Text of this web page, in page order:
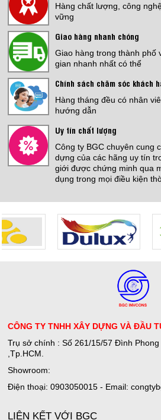
KOVA
Jotamastic 90
Giá:
Jotun
Jotafloor EP
THI CÔNG
Giá:Liên hệ
CHỐNG
THI CÔNG
PHẲNG
Bản Model:
Hàng chất lượng, công
vững
Giao hàng nhanh chóng
Giao hàng trong thành phố
gian nhanh nhất có thể
Chính sách chăm sóc khách
Hàng tháng đều có nhân
hướng dẫn
Uy tín chất lượng
Công ty BGC chuyên cung
dựng của các hãng uy tín
giới được chứng minh qua
dụng trong mọi điều kiện
CÔNG TY TNHH XÂY DỰNG VÀ ĐẦU
Trụ sở chính : Số 261/15/57 Đình Phong
,Tp.HCM.
Showroom:
Điện thoại: 0903050015 - Email:
LIÊN KẾT VỚI BGC